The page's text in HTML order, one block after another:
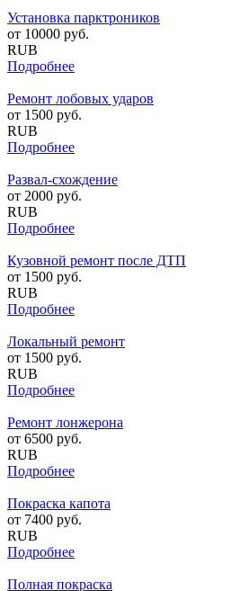
Установка парктроников
от 10000 руб.
RUB
Подробнее
Ремонт лобовых ударов
от 1500 руб.
RUB
Подробнее
Развал-схождение
от 2000 руб.
RUB
Подробнее
Кузовной ремонт после ДТП
от 1500 руб.
RUB
Подробнее
Локальный ремонт
от 1500 руб.
RUB
Подробнее
Ремонт лонжерона
от 6500 руб.
RUB
Подробнее
Покраска капота
от 7400 руб.
RUB
Подробнее
Полная покраска